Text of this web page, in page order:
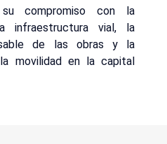
su compromiso con la
infraestructura vial, la
de las obras y la
movilidad en la capital